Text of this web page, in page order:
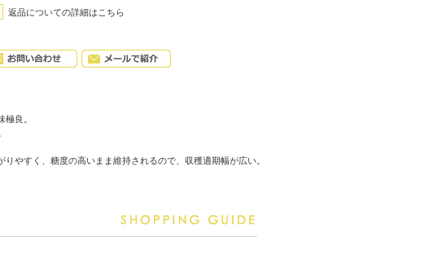
返品についての詳細はこちら
良。
やすく、糖度の高いまま維持されるので、収穫適期幅が広い。